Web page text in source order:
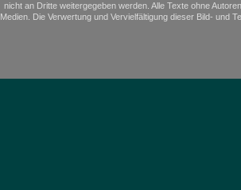
nicht an Dritte weitergegeben werden. Alle Texte ohne
Medien. Die Verwertung und Vervielfältigung dieser Bild- und